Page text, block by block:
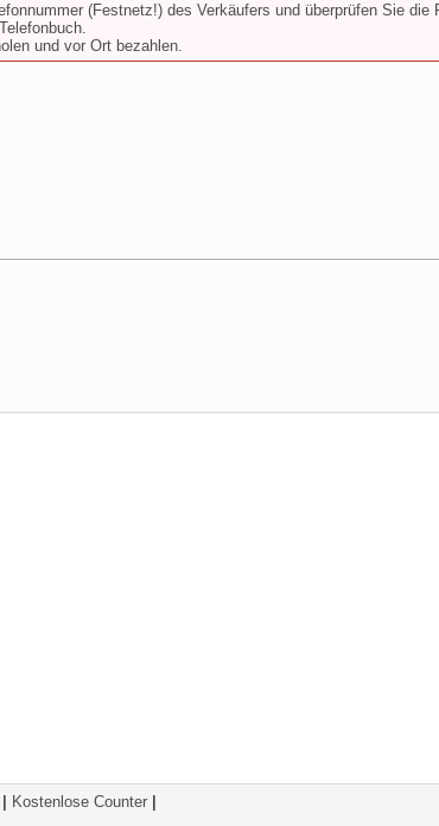
(Festnetz!) des Verkäufers und überprüfen Sie
und vor Ort bezahlen.
Kostenlose Counter